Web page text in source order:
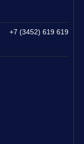
+7 (3452) 619 619